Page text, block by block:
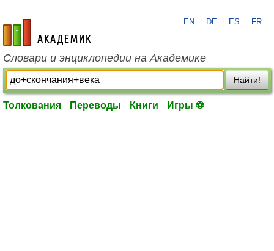
academic.ru
EN DE ES FR
Словари и энциклопедии на Академике
Найти!
Толкования Переводы Книги Игры ⚽